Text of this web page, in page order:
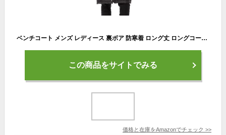
ベンチコート メンズ レディース 裏ボア 防寒着 ロング丈 ロングコート アウター 裏ボアベンチコート あったか 黒 (LL, ブラック)
この商品をサイトでみる
価格と在庫をAmazonでチェック >>